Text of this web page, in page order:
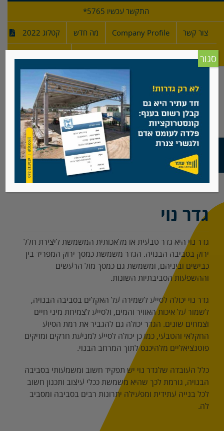
התקשר עכשיו 5765*
צור קשר Company Profile מה חדש קטלוג 2022
גדר נוי
גדר נוי
גדר נוי היא גדר טבעית או מלאכותית המשמשת ליצירת חלל
ירוק בסביבה הבנויה. הגדר משמשת כמסך ירוק המפריד בין
כבישים וביניהם, ומשמשת גם כמסך מול הרעשים
וההשפעות הסביבתיות השונות.
גדר נוי יכולה לסייע לשמירה על האקלים בסביבה הבנויה,
לשמור על איכות האוויר והמים, ולסייע לצמיחת מיני חיים
וצמחים שונים. הגדר יכולה גם להגביר את רמת הסיוע
החקלאי והטבעי, כמו כן יכולה לסייע למניעת חרקים ומזיקים
פוטנציאליים מלהיכנס לתוך המרחב הבנוי.
כלל העובדה שלגדר נוי יש תפקיד חשוב ומשמעותי בסביבה
הבנויה, גורמת לכך שהיא משמשת ככלי עיצוב ותכנון חשוב
לכל בנייה עתידית ומפעילה יתרונות רבים בסביבה ומסביב
לה.
סגור